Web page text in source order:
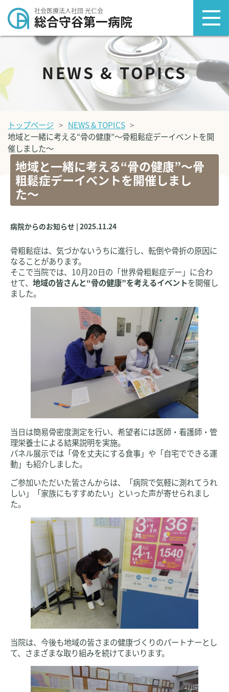
社会医療法人社団 光仁会
総合守谷第一病院
NEWS & TOPICS
トップページ
NEWS & TOPICS
地域と一緒に考える“骨の健康”〜骨粗鬆症デーイベントを開
催しました〜
地域と一緒に考える“骨の健康”〜骨
粗鬆症デーイベントを開催しまし
た〜
病院からのお知らせ | 2025.11.24
骨粗鬆症は、気づかないうちに進行し、転倒や骨折の原因に
なることがあります。
そこで当院では、10月20日の「世界骨粗鬆症デー」に合わ
せて、 地域の皆さんと“骨の健康”を考えるイベントを開催し
ました。
当日は簡易骨密度測定を行い、希望者には医師・看護師・管
理栄養士による結果説明を実施。
パネル展示では「骨を丈夫にする食事」や「自宅でできる運
動」も紹介しました。
ご参加いただいた皆さんからは、「病院で気軽に測れてうれ
しい」「家族にもすすめたい」といった声が寄せられまし
た。
当院は、今後も地域の皆さまの健康づくりのパートナーとし
て、さまざまな取り組みを続けてまいります。